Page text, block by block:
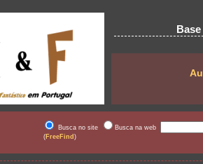
Busca no site
Busca na web
( FreeFind )